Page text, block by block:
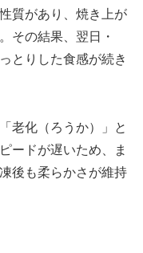
質があり、焼き上が
その結果、翌日・
とりした食感が続き
老化（ろうか）」と
ードが遅いため、ま
後も柔らかさが維持